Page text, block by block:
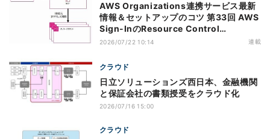
AWS Organizations連携サービス最新
情報＆セットアップのコツ 第33回 AWS
Sign-InのResource Control
Policy（RCP）対応のメリットと注意点
2026/07/22 10:14 連載
クラウド
日立ソリューションズ西日本、金融機関
と保証会社の書類授受をクラウド化
2026/07/16 15:00
クラウド